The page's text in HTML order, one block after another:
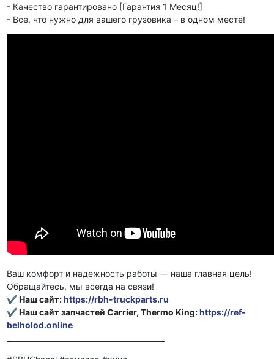
- Качество гарантировано [Гарантия 1 Месяц!]
- Все, что нужно для вашего грузовика – в одном месте!
Ваш комфорт и надежность работы — наша главная цель!
Обращайтесь, мы всегда на связи!
✔Наш сайт:https://rbh-truckparts.ru
✔Наш сайт запчастей Carrier, Thermo King:https://ref-
belholod.online